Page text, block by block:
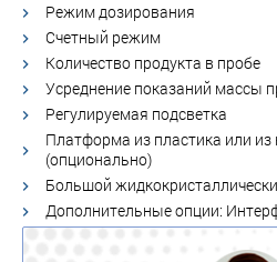
Режим дозирования
Счетный режим
Количество продукта в пробе
Усреднение показаний массы
Регулируемая подсветка
Платформа из пластика или
(опционально)
Большой
Дополнительные опции: